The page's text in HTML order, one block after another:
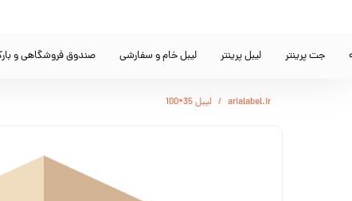
جت پرینتر لیبل پرینتر لیبل خام و سفارشی صندوق فروشگاهی و
arialabel.ir لیبل 35*100